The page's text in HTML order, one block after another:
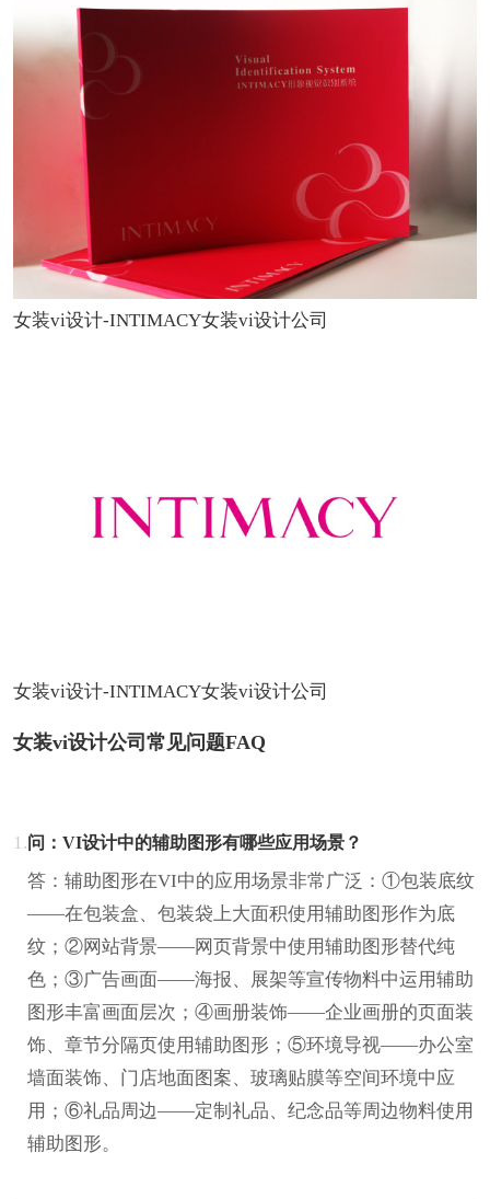
女装vi设计-INTIMACY女装vi设计公司
女装vi设计-INTIMACY女装vi设计公司
女装vi设计公司常见问题FAQ
1.问：VI设计中的辅助图形有哪些应用场景？
答：辅助图形在VI中的应用场景非常广泛：①包装底纹
——在包装盒、包装袋上大面积使用辅助图形作为底
纹；②网站背景——网页背景中使用辅助图形替代纯
色；③广告画面——海报、展架等宣传物料中运用辅助
图形丰富画面层次；④画册装饰——企业画册的页面装
饰、章节分隔页使用辅助图形；⑤环境导视——办公室
墙面装饰、门店地面图案、玻璃贴膜等空间环境中应
用；⑥礼品周边——定制礼品、纪念品等周边物料使用
辅助图形。